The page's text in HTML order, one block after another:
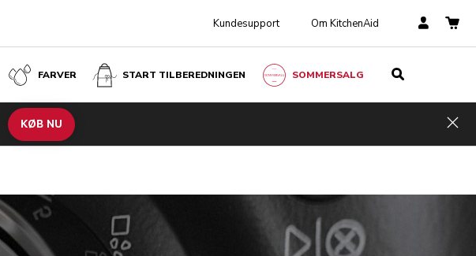
Kundesupport Om KitchenAid
FARVER START TILBEREDNINGEN SOMMERSALG
KØB NU